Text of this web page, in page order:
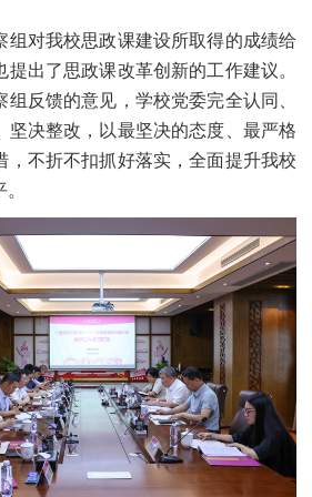
组对我校思政课建设所取得的成绩给
出了思政课改革创新的工作建议。
反馈的意见，学校党委完全认同、
坚决整改，以最坚决的态度、最严格
，不折不扣抓好落实，全面提升我校